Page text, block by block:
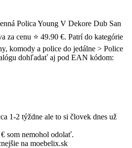
Polica Young V Dekore Dub San
za cenu ⭐ 49.90 €. Patrí do kategórie
komody a police do jedálne > Police
dohľadať aj pod EAN kódom:
1-2 týždne ale to si človek dnes už
som nemohol odolať.
na moebelix.sk